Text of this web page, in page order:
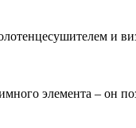
и
элемента – он